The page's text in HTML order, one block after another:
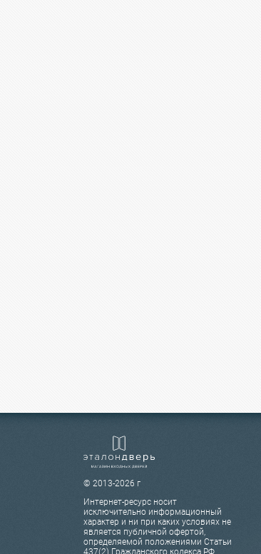
© 2013-2026 г
Интернет-ресурс носит
исключительно информационный
характер и ни при каких условиях не
является публичной офертой,
определяемой положениями Статьи
437(2) Гражданского кодекса РФ.